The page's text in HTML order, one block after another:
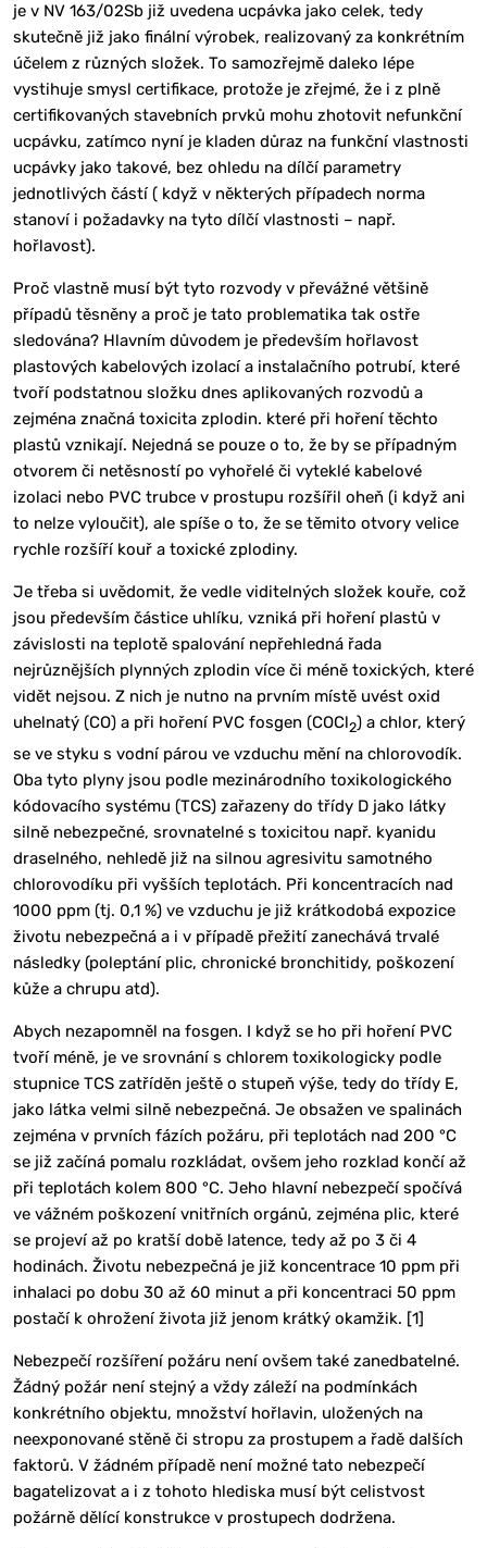
je v NV 163/02Sb již uvedena ucpávka jako celek, tedy
skutečně již jako finální výrobek, realizovaný za konkrétním
účelem z různých složek. To samozřejmě daleko lépe
vystihuje smysl certifikace, protože je zřejmé, že i z plně
certifikovaných stavebních prvků mohu zhotovit nefunkční
ucpávku, zatímco nyní je kladen důraz na funkční vlastnosti
ucpávky jako takové, bez ohledu na dílčí parametry
jednotlivých částí ( když v některých případech norma
stanoví i požadavky na tyto dílčí vlastnosti – např.
hořlavost).
Proč vlastně musí být tyto rozvody v převážné většině
případů těsněny a proč je tato problematika tak ostře
sledována? Hlavním důvodem je především hořlavost
plastových kabelových izolací a instalačního potrubí, které
tvoří podstatnou složku dnes aplikovaných rozvodů a
zejména značná toxicita zplodin. které při hoření těchto
plastů vznikají. Nejedná se pouze o to, že by se případným
otvorem či netěsností po vyhořelé či vyteklé kabelové
izolaci nebo PVC trubce v prostupu rozšířil oheň (i když ani
to nelze vyloučit), ale spíše o to, že se těmito otvory velice
rychle rozšíří kouř a toxické zplodiny.
Je třeba si uvědomit, že vedle viditelných složek kouře, což
jsou především částice uhlíku, vzniká při hoření plastů v
závislosti na teplotě spalování nepřehledná řada
nejrůznějších plynných zplodin více či méně toxických, které
vidět nejsou. Z nich je nutno na prvním místě uvést oxid
uhelnatý (CO) a při hoření PVC fosgen (COCl2) a chlor, který
se ve styku s vodní párou ve vzduchu mění na chlorovodík.
Oba tyto plyny jsou podle mezinárodního toxikologického
kódovacího systému (TCS) zařazeny do třídy D jako látky
silně nebezpečné, srovnatelné s toxicitou např. kyanidu
draselného, nehledě již na silnou agresivitu samotného
chlorovodíku při vyšších teplotách. Při koncentracích nad
1000 ppm (tj. 0,1 %) ve vzduchu je již krátkodobá expozice
životu nebezpečná a i v případě přežití zanechává trvalé
následky (poleptání plic, chronické bronchitidy, poškození
kůže a chrupu atd).
Abych nezapomněl na fosgen. I když se ho při hoření PVC
tvoří méně, je ve srovnání s chlorem toxikologicky podle
stupnice TCS zatříděn ještě o stupeň výše, tedy do třídy E,
jako látka velmi silně nebezpečná. Je obsažen ve spalinách
zejména v prvních fázích požáru, při teplotách nad 200 °C
se již začíná pomalu rozkládat, ovšem jeho rozklad končí až
při teplotách kolem 800 °C. Jeho hlavní nebezpečí spočívá
ve vážném poškození vnitřních orgánů, zejména plic, které
se projeví až po kratší době latence, tedy až po 3 či 4
hodinách. Životu nebezpečná je již koncentrace 10 ppm při
inhalaci po dobu 30 až 60 minut a při koncentraci 50 ppm
postačí k ohrožení života již jenom krátký okamžik. [1]
Nebezpečí rozšíření požáru není ovšem také zanedbatelné.
Žádný požár není stejný a vždy záleží na podmínkách
konkrétního objektu, množství hořlavin, uložených na
neexponované stěně či stropu za prostupem a řadě dalších
faktorů. V žádném případě není možné tato nebezpečí
bagatelizovat a i z tohoto hlediska musí být celistvost
požárně dělící konstrukce v prostupech dodržena.